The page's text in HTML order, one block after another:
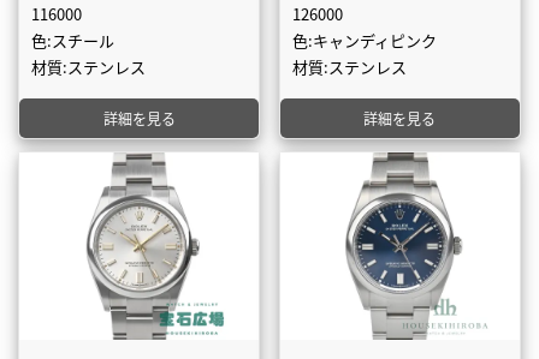
116000
色:スチール
材質:ステンレス
詳細を見る
126000
色:キャンディピンク
材質:ステンレス
詳細を見る